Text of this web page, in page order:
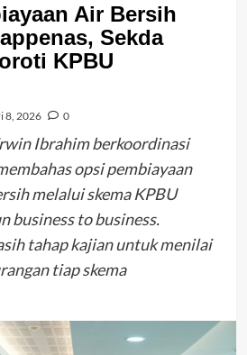
Air Bersih
Sekda
KPBU
8, 2026 0
Ibrahim berkoordinasi
opsi pembiayaan
melalui skema KPBU
business to business.
tahap kajian untuk menilai
tiap skema